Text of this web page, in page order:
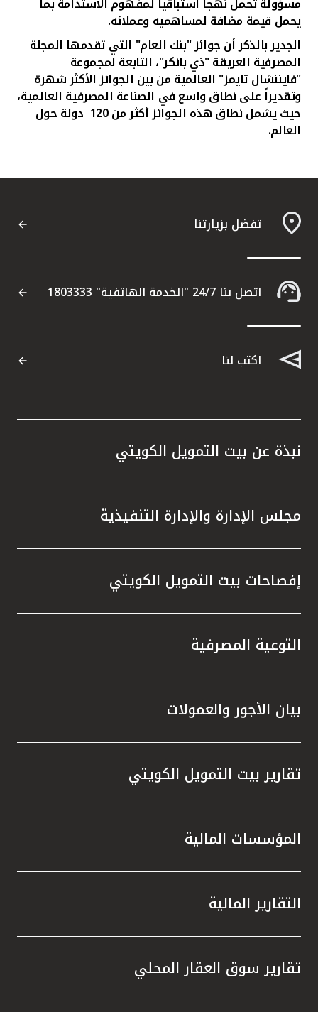
يحمل قيمة مضافة لمساهميه وعملائه.
الجدير بالذكر أن جوائز "بنك العام" التي تقدمها المجلة
المصرفية العريقة "ذي بانكر"، التابعة لمجموعة
"فايننشال تايمز" العالمية من بين الجوائز الأكثر شهرة
وتقديراً على نطاق واسع في الصناعة المصرفية العالمية،
حيث يشمل نطاق هذه الجوائزأكثر من120 دولة حول
العالم.
تفضل بزيارتنا
اتصل بنا 24/7 "الخدمة الهاتفية" 1803333
اكتب لنا
نبذة عن بيت التمويل الكويتي
مجلس الإدارة والإدارة التنفيذية
إفصاحات بيت التمويل الكويتي
التوعية المصرفية
بيان الأجور والعمولات
تقارير بيت التمويل الكويتي
المؤسسات المالية
التقارير المالية
تقارير سوق العقار المحلي